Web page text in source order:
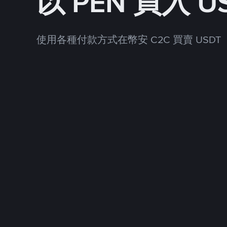
使用各種付款方式在幣安 C2C 買賣 USDT